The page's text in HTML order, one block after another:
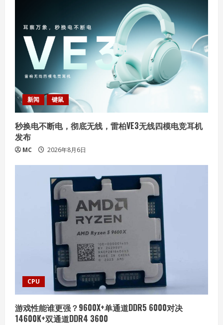
i
n
g
新闻 键鼠
秒换电不断电，彻底无线，雷柏VE3无线四模电竞耳机
发布
MC 2026年8月6日
CPU
游戏性能谁更强？9600X+单通道DDR5 6000对决
14600K+双通道DDR4 3600